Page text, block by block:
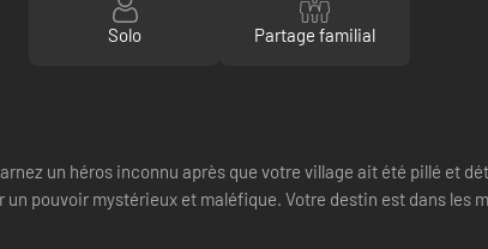
Solo Partage familial
un héros inconnu après que votre village ait été pillé et
pouvoir mystérieux et maléfique. Votre destin est dans les